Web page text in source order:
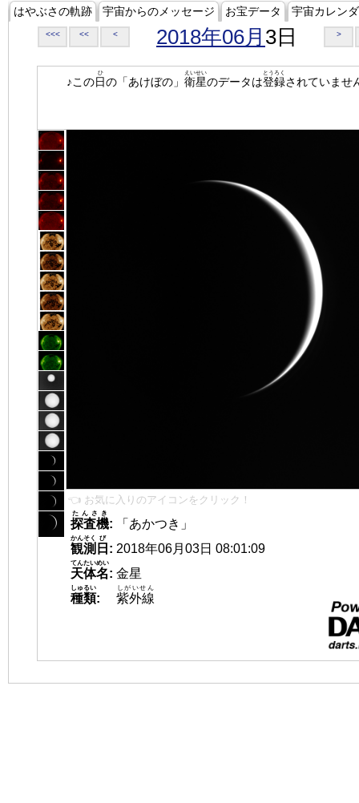
はやぶさの軌跡 宇宙からのメッセージ お宝データ 宇宙カレン
<<< << < 2018年06月 3日 >
♪この日
ひ
の「あけぼの」 衛星
えいせい
のデータは登録
とうろく
されていませ
👈 お気に入りのアイコンをクリック！
探査機
たんさき
:
「あかつき」
観測
かんそく
日
び
: 2018年06月03日 08:01:09
天体名
てんたいめい
: 金星
種類
しゅるい
: 紫外線
しがいせん